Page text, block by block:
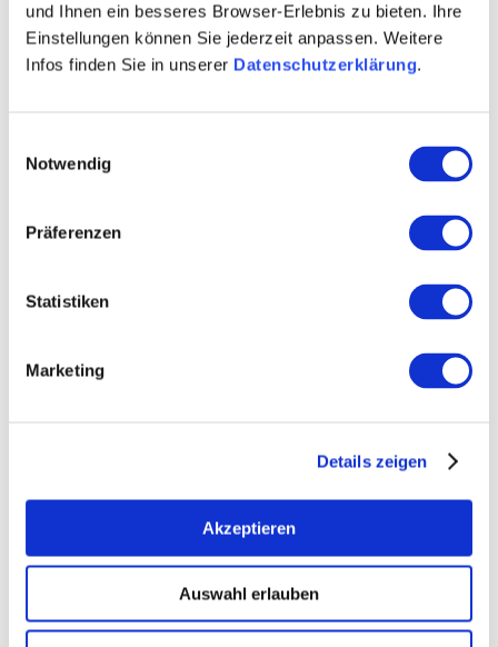
und Ihnen ein besseres Browser-Erlebnis zu bieten. Ihre
Einstellungen können Sie jederzeit anpassen. Weitere
Infos finden Sie in unserer Datenschutzerklärung.
Notwendig
Präferenzen
Statistiken
Marketing
Details zeigen
Akzeptieren
Auswahl erlauben
Öffnungszeiten Kontakt
Weitere Infos & Downloads